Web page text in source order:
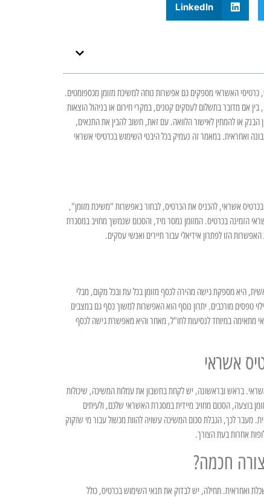
LinkedIn
כרטיסי האשראי מספקים גם אפשרות נוחה למשיכת מזומן מכספומטים.
אם מדובר בתשלום לעסקים קטנים, במקרי חירום או בניהול הוצאות
הבנק או להמתין לאישור הלוואה. עם זאת, חשוב להבין את התנאים,
ואחראית. במאמר זה נעמיק בכל היבטי השימוש בכרטיסי אשראי
אשראי, להכניס את הכרטיס, לבחור באפשרות "משיכת מזומן",
הזמינה בכרטיס. המזומן נמסר מיד, והסכום שנמשך מחויב במסגרת
הזו לפתרון אידיאלי עבור תיירים ואנשי עסקים.
היא מספקת גישה מהירה לכסף מזומן בכל עת ובכל מקום, מבלי
טפסים מורכבים. יתרון נוסף הוא האפשרות למשוך כסף גם במצבים
מתאימה במיוחד לנסיעות לחו"ל, מאחר והיא מאפשרת גישה לכסף
אשראי
אשראי. בראש ובראשונה, יש לקחת בחשבון את עמלות המשיכה, שיכולות
בוצעה, הסכום מחויב מיידית במסגרת האשראי שלכם, ולעיתים
מעבר לכך, הגבלת סכום המשיכה עשויה להוות מכשול עבור מי שזקוק
אחרות בעת הצורך.
חכמה?
ואחראית. תחילה, יש לבדוק את תנאי השימוש בכרטיס, כולל